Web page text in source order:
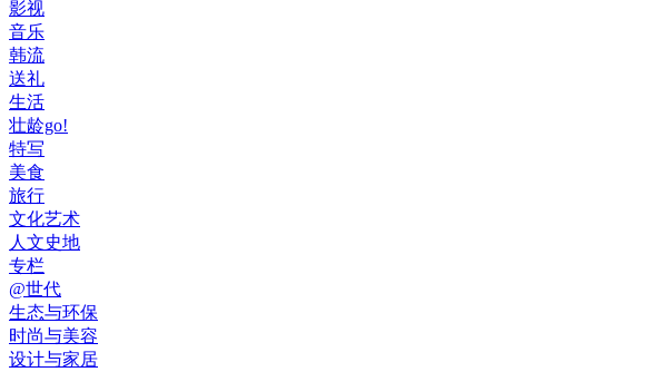
影视
音乐
韩流
送礼
生活
壮龄go!
特写
美食
旅行
文化艺术
人文史地
专栏
@世代
生态与环保
时尚与美容
设计与家居